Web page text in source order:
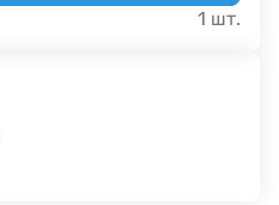
1 шт.